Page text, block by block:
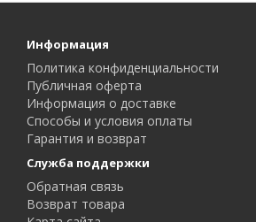
Информация
Политика конфиденциальности
Публичная оферта
Информация о доставке
Способы и условия оплаты
Гарантия и возврат
Служба поддержки
Обратная связь
Возврат товара